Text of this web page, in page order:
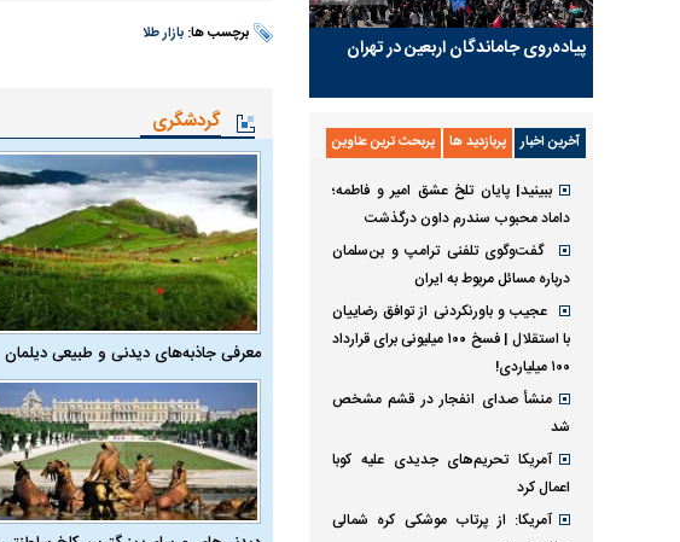
برچسب ها: بازار طلا
گردشگری
معرفی جاذبه‌های دیدنی و طبیعی دیلمان
پیاده‌روی جاماندگان اربعین در تهران
آخرین اخبار پربازدید ها پربحث ترین عناوین
ببینید| پایان تلخ عشق امیر و فاطمه؛
داماد محبوب سندرم داون درگذشت
گفت‌وگوی تلفنی ترامپ و بن‌سلمان
درباره مسائل مربوط به ایران
عجیب و باورنکردنی از توافق رضاییان
با استقلال | فسخ ۱۰۰ میلیونی برای قرارداد
۱۰۰ میلیاردی!
منشأ صدای انفجار در قشم مشخص
شد
آمریکا تحریم‌های جدیدی علیه کوبا
اعمال کرد
آمریکا: از پرتاب موشکی کره شمالی